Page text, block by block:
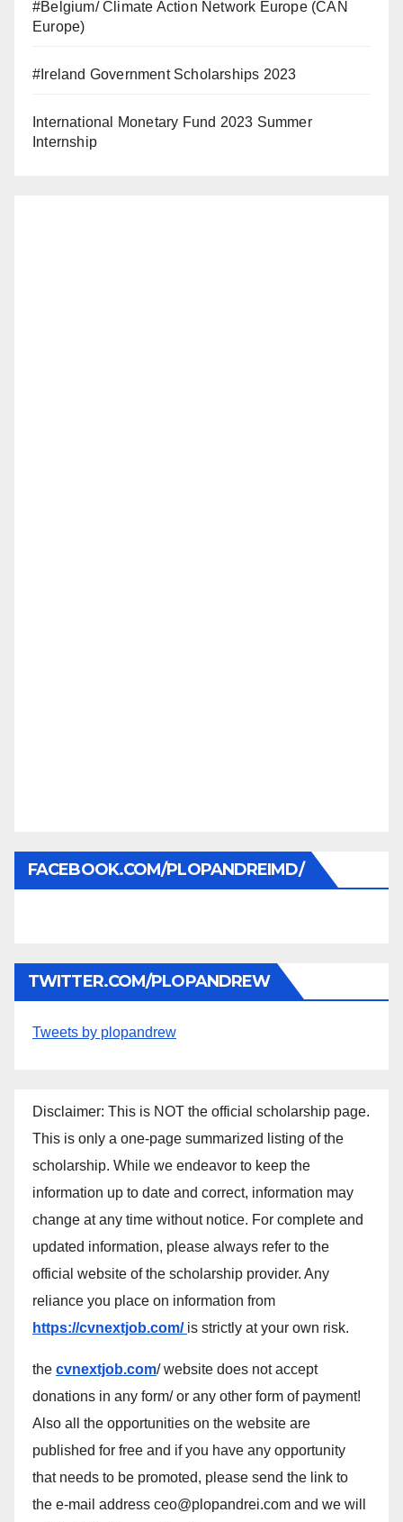
#Belgium/ Climate Action Network Europe (CAN
Europe)
#Ireland Government Scholarships 2023
International Monetary Fund 2023 Summer
Internship
FACEBOOK.COM/PLOPANDREIMD/
TWITTER.COM/PLOPANDREW
Tweets by plopandrew
Disclaimer: This is NOT the official scholarship page.
This is only a one-page summarized listing of the
scholarship. While we endeavor to keep the
information up to date and correct, information may
change at any time without notice. For complete and
updated information, please always refer to the
official website of the scholarship provider. Any
reliance you place on information from
https://cvnextjob.com/ is strictly at your own risk.
the cvnextjob.com/ website does not accept
donations in any form/ or any other form of payment!
Also all the opportunities on the website are
published for free and if you have any opportunity
that needs to be promoted, please send the link to
the e-mail address ceo@plopandrei.com and we will